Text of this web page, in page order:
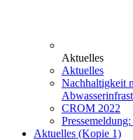
Aktuelles
Aktuelles
Nachhaltigkeit
CROM 2022
Aktuelles (Kopie 1)